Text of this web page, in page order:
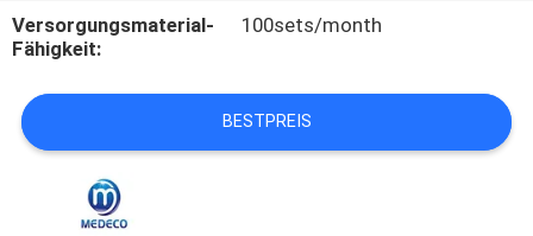
NACHRICHTEN
FÄLLE
SITEMAP
Versorgungsmaterial-
Fähigkeit:
100sets/month
BESTPREIS